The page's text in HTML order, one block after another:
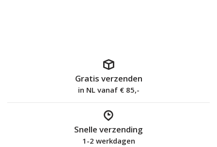
Gratis verzenden
in NL vanaf € 85,-
Snelle verzending
1-2 werkdagen